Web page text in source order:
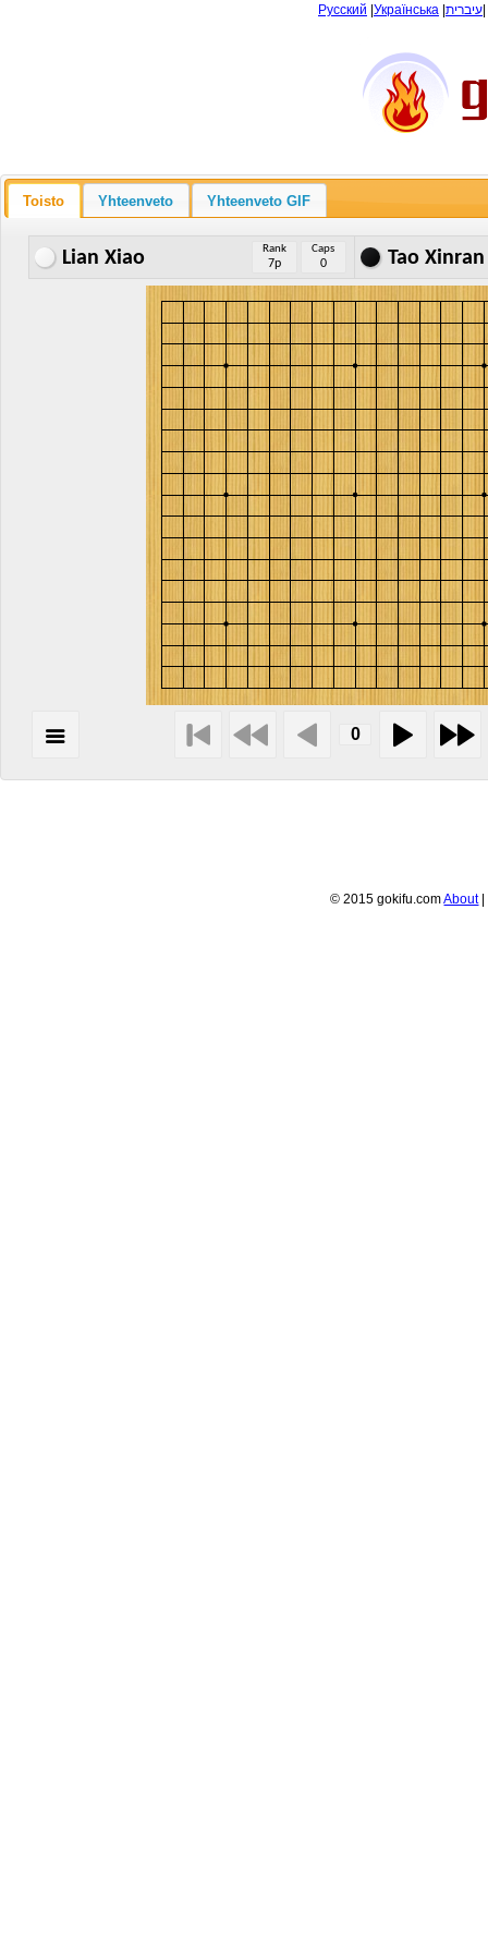
Русский Українська עיברית
Toisto Yhteenveto Yhteenveto GIF
Lian Xiao Rank
7p
Caps
0 Tao Xinran
© 2015 gokifu.comAbout|